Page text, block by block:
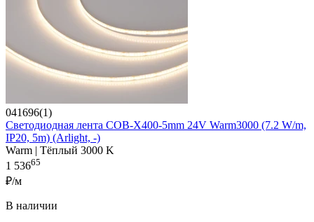
041696(1)
Светодиодная лента COB-X400-5mm 24V Warm3000 (7.2 W/m,
IP20, 5m) (Arlight, -)
Warm | Тёплый 3000 K
1 53665
₽/м
В наличии